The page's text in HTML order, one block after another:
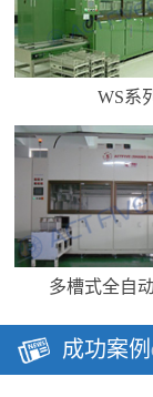
WS系
多槽式全自
成功案例